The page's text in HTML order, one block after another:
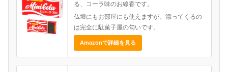
る、コーラ味のお線香です。
仏壇にもお部屋にも使えますが、漂ってくるの
は完全に駄菓子屋の匂いです。
Amazonで詳細を見る